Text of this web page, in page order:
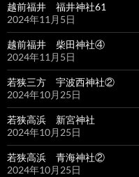
越前福井 福井神社61
2024年11月5日
越前福井 柴田神社④
2024年11月5日
若狭三方 宇波西神社②
2024年10月25日
若狭高浜 新宮神社
2024年10月25日
若狭高浜 青海神社②
2024年10月25日